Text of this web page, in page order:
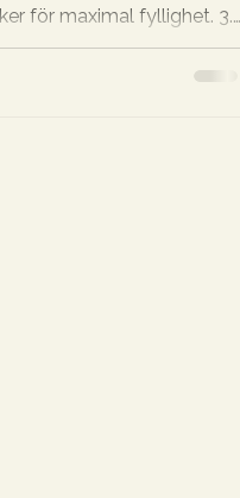
för maximal fyllighet. 3.
droppar för en säker,
alltid med SPF för att